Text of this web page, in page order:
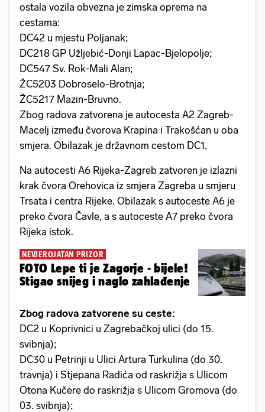
ostala vozila obvezna je zimska oprema na
cestama:
DC42 u mjestu Poljanak;
DC218 GP Užljebić-Donji Lapac-Bjelopolje;
DC547 Sv. Rok-Mali Alan;
ŽC5203 Dobroselo-Brotnja;
ŽC5217 Mazin-Bruvno.
Zbog radova zatvorena je autocesta A2 Zagreb-
Macelj između čvorova Krapina i Trakošćan u oba
smjera. Obilazak je državnom cestom DC1.
Na autocesti A6 Rijeka-Zagreb zatvoren je izlazni
krak čvora Orehovica iz smjera Zagreba u smjeru
Trsata i centra Rijeke. Obilazak s autoceste A6 je
preko čvora Čavle, a s autoceste A7 preko čvora
Rijeka istok.
NEVJEROJATAN PRIZOR
FOTO Lepe ti je Zagorje - bijele!
Stigao snijeg i naglo zahlađenje
Zbog radova zatvorene su ceste:
DC2 u Koprivnici u Zagrebačkoj ulici (do 15.
svibnja);
DC30 u Petrinji u Ulici Artura Turkulina (do 30.
travnja) i Stjepana Radića od raskrižja s Ulicom
Otona Kučere do raskrižja s Ulicom Gromova (do
03. svibnja);